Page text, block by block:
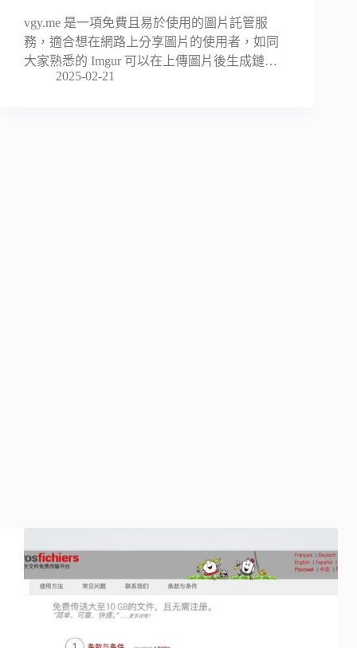
vgy.me 是一項免費且易於使用的圖片託管服
務，適合想在網路上分享圖片的使用者，如同
大家熟悉的 Imgur 可以在上傳圖片後生成鏈…
2025-02-21